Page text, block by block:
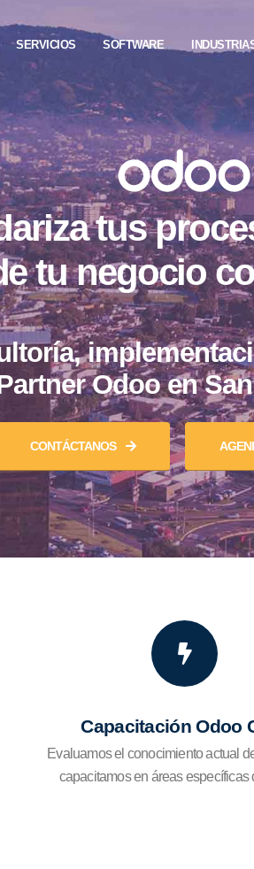
SERVICIOS SOFTWARE
tus
tu negocio
Odoo en
CONTÁCTANOS
Capacitación Odoo
Evaluamos el conocimiento actual
capacitamos en áreas específicas